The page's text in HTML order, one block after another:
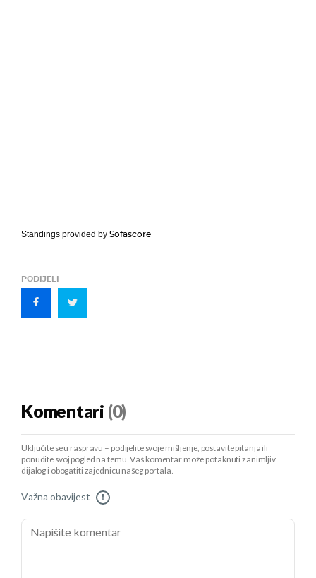
Standings provided by Sofascore
PODIJELI
Komentari (0)
Uključite se u raspravu – podijelite svoje mišljenje, postavite pitanja ili
ponudite svoj pogled na temu. Vaš komentar može potaknuti zanimljiv
dijalog i obogatiti zajednicu našeg portala.
Važna obavijest !